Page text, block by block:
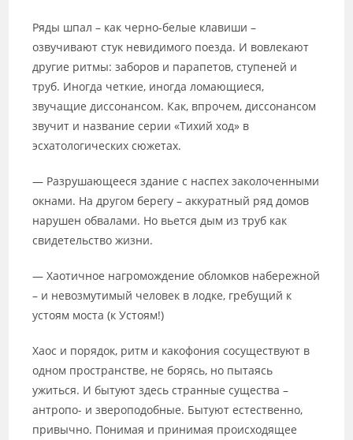
Ряды шпал – как черно-белые клавиши –
озвучивают стук невидимого поезда. И вовлекают
другие ритмы: заборов и парапетов, ступеней и
труб. Иногда четкие, иногда ломающиеся,
звучащие диссонансом. Как, впрочем, диссонансом
звучит и название серии «Тихий ход» в
эсхатологических сюжетах.
— Разрушающееся здание с наспех заколоченными
окнами. На другом берегу – аккуратный ряд домов
нарушен обвалами. Но вьется дым из труб как
свидетельство жизни.
— Хаотичное нагромождение обломков набережной
– и невозмутимый человек в лодке, гребущий к
устоям моста (к Устоям!)
Хаос и порядок, ритм и какофония сосуществуют в
одном пространстве, не борясь, но пытаясь
ужиться. И бытуют здесь странные существа –
антропо- и звероподобные. Бытуют естественно,
привычно. Понимая и принимая происходящее